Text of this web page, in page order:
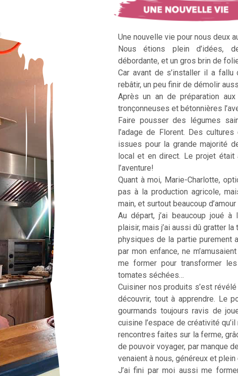
Une nouvelle vie pour nous deux
Nous étions plein d’idées,
débordante, et un gros brin de
Car avant de s’installer il a fallu
rebâtir, un peu finir de démolir
Après un an de préparation
tronçonneuses et bétonnières
Faire pousser des légumes
l’adage de Florent. Des
issues pour la grande majorité
local et en direct. Le projet
l’aventure!
Quant à moi, Marie-Charlotte,
pas à la production agricole,
main, et surtout beaucoup
Au départ, j’ai beaucoup joué à
plaisir, mais j’ai aussi dû gratter
physiques de la partie purement
par mon enfance, ne
me former pour transformer
tomates séchées…
Cuisiner nos produits s’est
découvrir, tout à apprendre. Le
gourmands toujours ravis de
cuisine l’espace de créativité
rencontres faites sur la ferme,
de pouvoir voyager, par manque
venaient à nous, généreux et
J’ai fini par moi aussi me